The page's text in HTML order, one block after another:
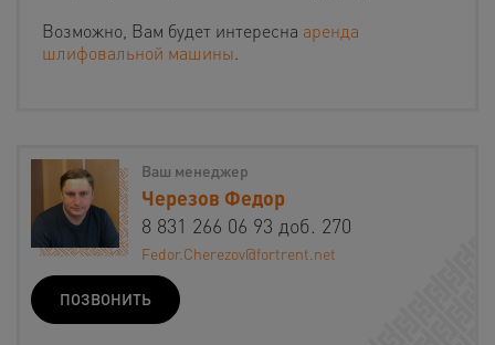
Возможно, Вам будет интересна аренда
шлифовальной машины.
Ваш менеджер
Черезов Федор
8 831 266 06 93 доб. 270
Fedor.Cherezov@fortrent.net
ПОЗВОНИТЬ